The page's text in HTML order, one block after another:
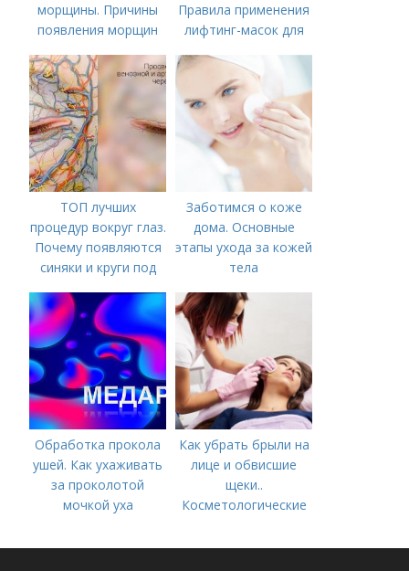
морщины. Причины
появления морщин
Правила применения
лифтинг-масок для
ТОП лучших
процедур вокруг глаз.
Почему появляются
синяки и круги под
Заботимся о коже
дома. Основные
этапы ухода за кожей
тела
Обработка прокола
ушей. Как ухаживать
за проколотой
мочкой уха
Как убрать брыли на
лице и обвисшие
щеки..
Косметологические